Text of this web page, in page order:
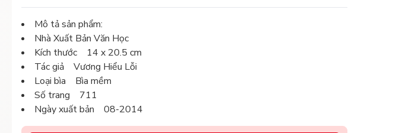
Mô tả sản phẩm:
Nhà Xuất Bản Văn Học
Kích thước 14 x 20.5 cm
Tác giả Vương Hiểu Lỗi
Loại bìa Bìa mềm
Số trang 711
Ngày xuất bản 08-2014